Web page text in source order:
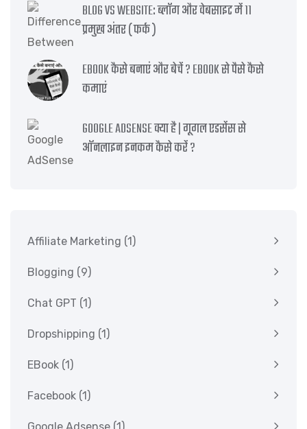
BLOG VS WEBSITE: ब्लॉग और वेबसाइट में 11
प्रमुख अंतर ( फर्क )
EBOOK कैसे बनाएं और बेचें ? EBOOK से पैसे कैसे
कमाएं
GOOGLE ADSENSE क्या है | गूगल एडसेंस से
ऑनलाइन इनकम कैसे करें ?
Affiliate Marketing (1)
Blogging (9)
Chat GPT (1)
Dropshipping (1)
EBook (1)
Facebook (1)